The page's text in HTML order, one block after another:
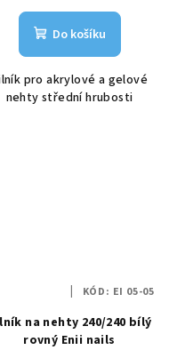
Do košíku
pro akrylové a gelové
nehty střední hrubosti
na nehty 240/240 bílý
rovný Enii nails
KÓD: EI 05-05